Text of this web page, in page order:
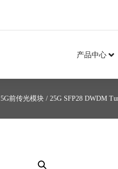
产品中心
5G前传光模块 / 25G SFP28 DWDM